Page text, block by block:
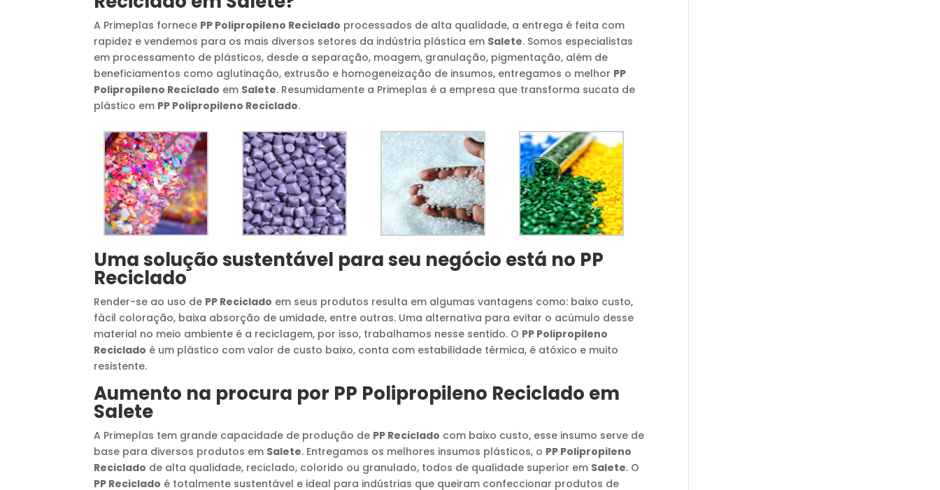
A Primeplas fornece PP Polipropileno Reciclado processados de alta qualidade, a entrega é feita com
rapidez e vendemos para os mais diversos setores da indústria plástica em Salete. Somos especialistas
em processamento de plásticos, desde a separação, moagem, granulação, pigmentação, além de
beneficiamentos como aglutinação, extrusão e homogeneização de insumos, entregamos o melhor PP
Polipropileno Reciclado em Salete. Resumidamente a Primeplas é a empresa que transforma sucata de
plástico em PP Polipropileno Reciclado.
Uma solução sustentável para seu negócio está no PP
Reciclado
Render-se ao uso de PP Reciclado em seus produtos resulta em algumas vantagens como: baixo custo,
fácil coloração, baixa absorção de umidade, entre outras. Uma alternativa para evitar o acúmulo desse
material no meio ambiente é a reciclagem, por isso, trabalhamos nesse sentido. O PP Polipropileno
Reciclado é um plástico com valor de custo baixo, conta com estabilidade térmica, é atóxico e muito
resistente.
Aumento na procura por PP Polipropileno Reciclado em
Salete
A Primeplas tem grande capacidade de produção de PP Reciclado com baixo custo, esse insumo serve de
base para diversos produtos em Salete. Entregamos os melhores insumos plásticos, o PP Polipropileno
Reciclado de alta qualidade, reciclado, colorido ou granulado, todos de qualidade superior em Salete. O
PP Reciclado é totalmente sustentável e ideal para indústrias que queiram confeccionar produtos de